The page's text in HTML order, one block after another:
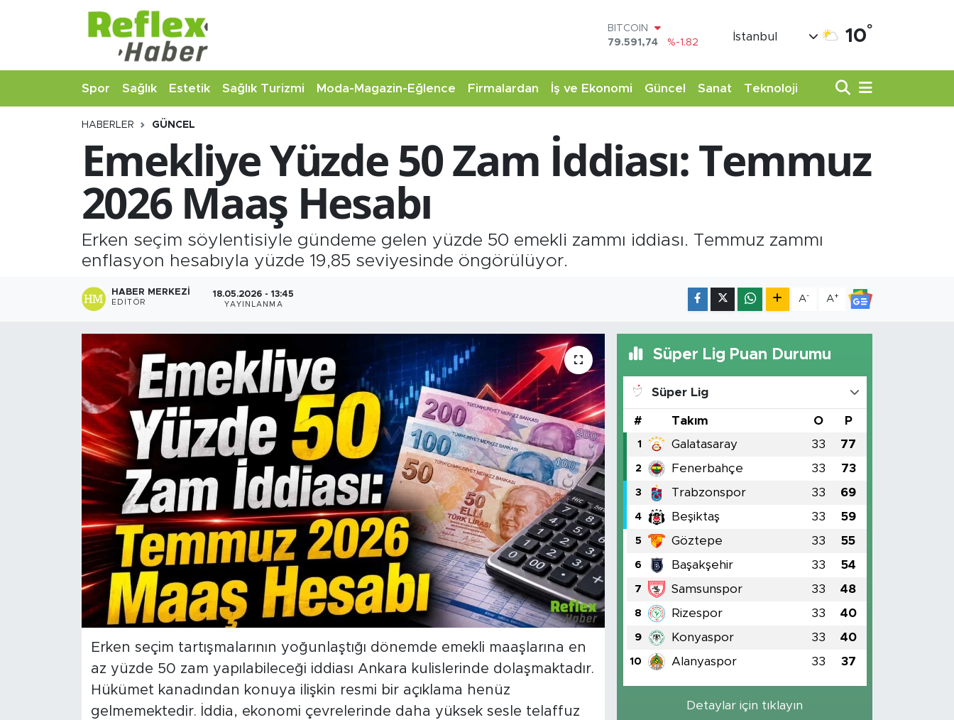
DOLAR
45,43620
%0.02
53,38690
%0.19
STERLİN
BİST100
14.598,00
%0
BITCOIN
İstanbul 10°
Spor Sağlık Estetik Sağlık Turizmi Moda-Magazin-Eğlence Firmalardan İş ve Ekonomi Güncel Sanat Teknoloji
HABERLER GÜNCEL
Emekliye Yüzde 50 Zam İddiası: Temmuz
2026 Maaş Hesabı
Erken seçim söylentisiyle gündeme gelen yüzde 50 emekli zammı iddiası. Temmuz zammı
enflasyon hesabıyla yüzde 19,85 seviyesinde öngörülüyor.
HABER MERKEZI
EDITÖR
18.05.2026 - 13:45
YAYINLANMA
A- A+
Erken seçim tartışmalarının yoğunlaştığı dönemde emekli maaşlarına en
az yüzde 50 zam yapılabileceği iddiası Ankara kulislerinde dolaşmaktadır.
Hükümet kanadından konuya ilişkin resmi bir açıklama henüz
gelmemektedir. İddia, ekonomi çevrelerinde daha yüksek sesle telaffuz
Süper Lig Puan Durumu
Süper Lig
# Takım O P
1 Galatasaray 33 77
2 Fenerbahçe 33 73
3 Trabzonspor 33 69
4 Beşiktaş 33 59
5 Göztepe 33 55
6 Başakşehir 33 54
7 Samsunspor 33 48
8 Rizespor 33 40
9 Konyaspor 33 40
10 Alanyaspor 33 37
Detaylar için tıklayın
Estetik
Firmalardan
İş ve Ekonomi
Moda-Magazin-Eğlence
Sağlık Turizmi
Teknoloji
Nöbetçi Eczaneler
Hava Durumu
Namaz Vakitleri
Trafik Durumu
Şampiyonlar Ligi Puan Durumu ve Fikstür
Tüm Manşetler
Son Dakika Haberleri
Haber Arşivi